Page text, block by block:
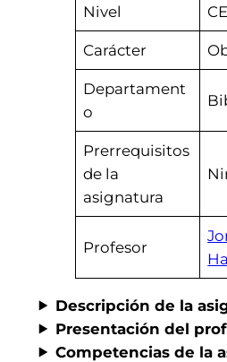
Nivel
Carácter
Departament
o
Prerrequisitos
de la
asignatura
Profesor
Descripción de la
Presentación del
Competencias de la